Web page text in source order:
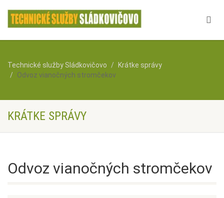
Technické služby Sládkovičovo
Krátke správy
Odvoz vianočných stromčekov
KRÁTKE SPRÁVY
Odvoz vianočných stromčekov